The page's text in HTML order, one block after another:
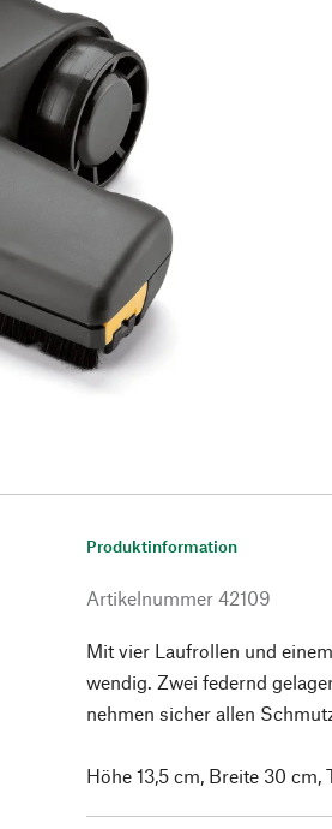
Produktinformation
Artikelnummer 42109
Mit vier Laufrollen und
wendig. Zwei federnd
nehmen sicher allen
Höhe 13,5 cm, Breite 30 cm,